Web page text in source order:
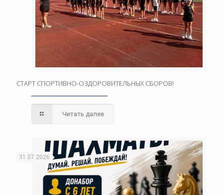
СТАРТ СПОРТИВНО-ОЗДОРОВИТЕЛЬНЫХ СБОРОВ!
Читать далее
31.07.2026